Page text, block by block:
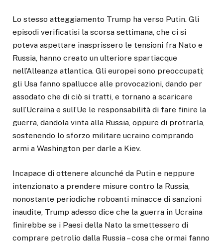
Lo stesso atteggiamento Trump ha verso Putin. Gli
episodi verificatisi la scorsa settimana, che ci si
poteva aspettare inasprissero le tensioni fra Nato e
Russia, hanno creato un ulteriore spartiacque
nell’Alleanza atlantica. Gli europei sono preoccupati;
gli Usa fanno spallucce alle provocazioni, dando per
assodato che di ciò si tratti, e tornano a scaricare
sull’Ucraina e sull’Ue le responsabilità di fare finire la
guerra, dandola vinta alla Russia, oppure di protrarla,
sostenendo lo sforzo militare ucraino comprando
armi a Washington per darle a Kiev.
Incapace di ottenere alcunché da Putin e neppure
intenzionato a prendere misure contro la Russia,
nonostante periodiche roboanti minacce di sanzioni
inaudite, Trump adesso dice che la guerra in Ucraina
finirebbe se i Paesi della Nato la smettessero di
comprare petrolio dalla Russia – cosa che ormai fanno